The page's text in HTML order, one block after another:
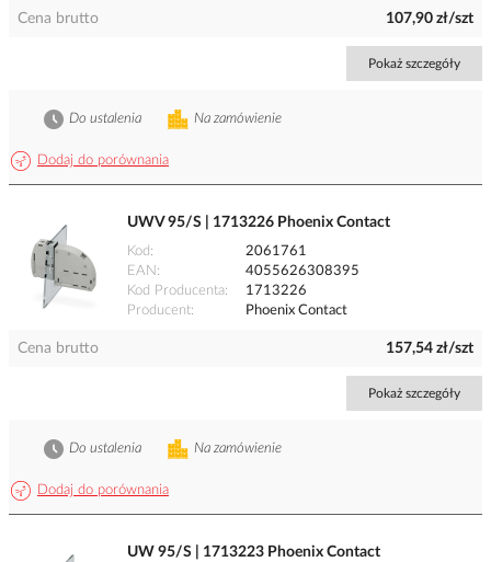
Cena brutto 107,90 zł/szt
Pokaż szczegóły
Dodaj do porównania
Na zamówienie
Do ustalenia
UWV 95/S | 1713226 Phoenix Contact
Kod
2061761
EAN
4055626308395
Kod Producenta
1713226
Producent
Phoenix Contact
Cena brutto 157,54 zł/szt
Pokaż szczegóły
Dodaj do porównania
Na zamówienie
Do ustalenia
UW 95/S | 1713223 Phoenix Contact